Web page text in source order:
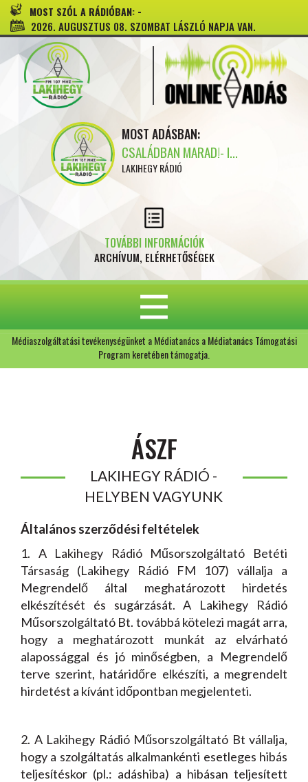
MOST SZÓL A RÁDIÓBAN: -
2026. AUGUSZTUS 08. SZOMBAT LÁSZLÓ NAPJA VAN.
MOST ADÁSBAN:
CSALÁDBAN MARAD!- I...
LAKIHEGY RÁDIÓ
TOVÁBBI INFORMÁCIÓK
ARCHÍVUM, ELÉRHETŐSÉGEK
Médiaszolgáltatási tevékenységünket a Médiatanács a Médiatanács Támogatási
Program keretében támogatja.
ÁSZF
LAKIHEGY RÁDIÓ -
HELYBEN VAGYUNK
Általános szerződési feltételek
1. A Lakihegy Rádió Műsorszolgáltató Betéti
Társaság (Lakihegy Rádió FM 107) vállalja a
Megrendelő által meghatározott hirdetés
elkészítését és sugárzását. A Lakihegy Rádió
Műsorszolgáltató Bt. továbbá kötelezi magát arra,
hogy a meghatározott munkát az elvárható
alapossággal és jó minőségben, a Megrendelő
terve szerint, határidőre elkészíti, a megrendelt
hirdetést a kívánt időpontban megjelenteti.
2. A Lakihegy Rádió Műsorszolgáltató Bt vállalja,
hogy a szolgáltatás alkalmankénti esetleges hibás
teljesítéskor (pl.: adáshiba) a hibásan teljesített